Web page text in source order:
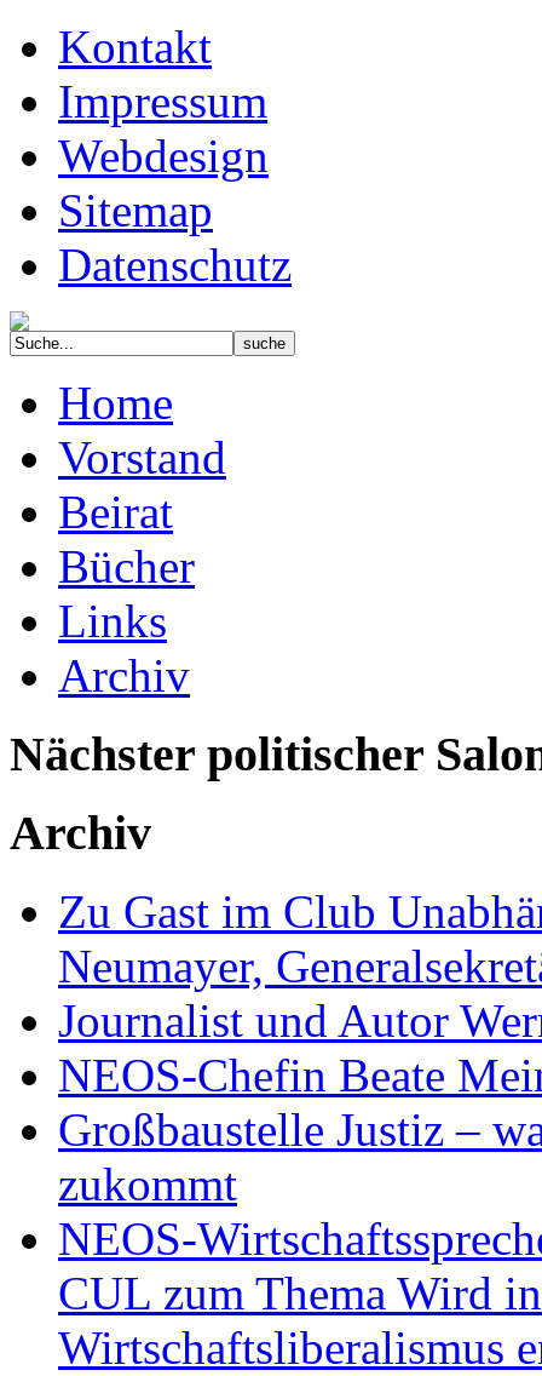
Kontakt
Impressum
Webdesign
Sitemap
Datenschutz
Home
Vorstand
Beirat
Bücher
Links
Archiv
Nächster politischer
Archiv
Zu Gast im Club
Neumayer,
Journalist und Autor
NEOS-Chefin Beate
Großbaustelle Justiz –
zukommt
NEOS-
CUL zum Thema Wird
Wirtschaftsliberalismus